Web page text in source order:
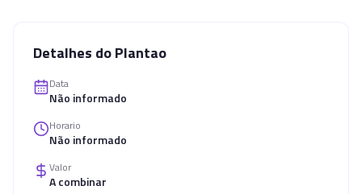
Detalhes do Plantao
Data
Não informado
Horario
Não informado
Valor
A combinar